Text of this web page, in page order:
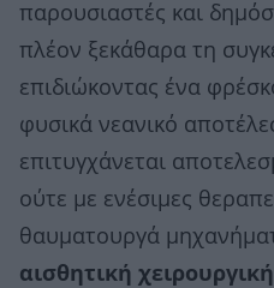
παρουσιαστές και
πλέον ξεκάθαρα τη
επιδιώκοντας ένα
φυσικά νεανικό
επιτυγχάνεται
ούτε με ενέσιμες
θαυματουργά
αισθητική